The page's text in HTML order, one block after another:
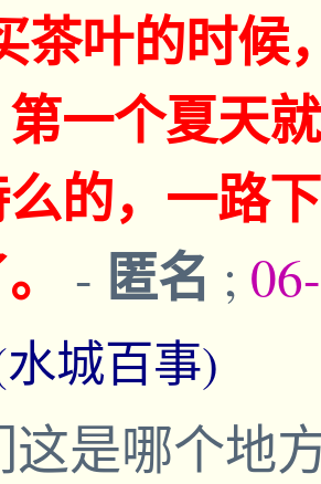
茶叶的时候
一个夏天
的，一路
- 匿名 ;
城百事)
这是哪个地